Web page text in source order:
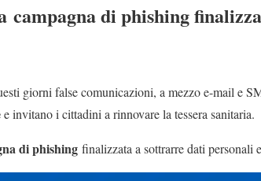
campagna di phishing
giorni false comunicazioni, a mezzo e-mail e
e invitano i cittadini a rinnovare la tessera sanitaria.
di phishing finalizzata a sottrarre dati personali